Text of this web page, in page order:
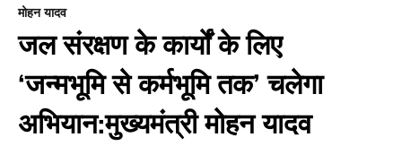
मोहन यादव
जल संरक्षण के कार्यों के लिए
‘जन्मभूमि से कर्मभूमि तक’ चलेगा
अभियान:मुख्यमंत्री मोहन यादव